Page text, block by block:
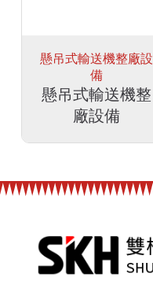
懸吊式輸送機整廠設
備
懸吊式輸送機整
廠設備